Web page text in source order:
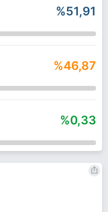
%51,91
%46,87
%0,33